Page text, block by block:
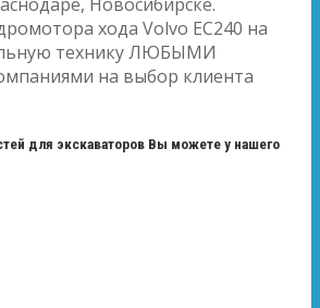
хода Volvo EC240 на
технику ЛЮБЫМИ
на выбор клиента
для экскаваторов Вы можете у нашего